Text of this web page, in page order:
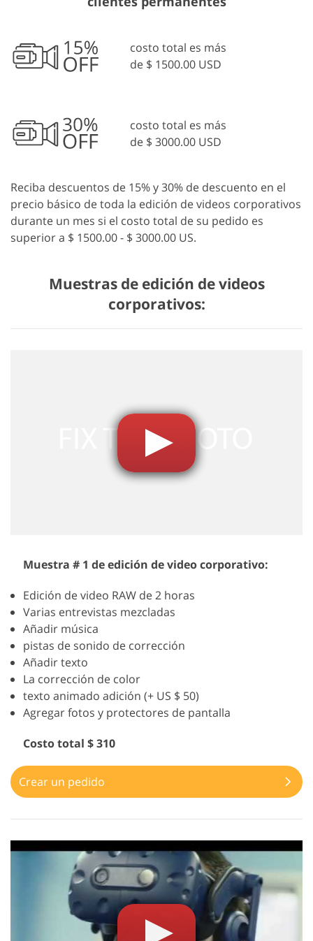
costo total es más
de $ 1500.00 USD
costo total es más
de $ 3000.00 USD
Reciba descuentos de 15% y 30% de descuento en el
precio básico de toda la edición de videos corporativos
durante un mes si el costo total de su pedido es
superior a $ 1500.00 - $ 3000.00 US.
Muestras de edición de videos
corporativos:
Muestra # 1 de edición de video corporativo:
Edición de video RAW de 2 horas
Varias entrevistas mezcladas
Añadir música
pistas de sonido de corrección
Añadir texto
La corrección de color
texto animado adición (+ US $ 50)
Agregar fotos y protectores de pantalla
Costo total $ 310
Crear un pedido